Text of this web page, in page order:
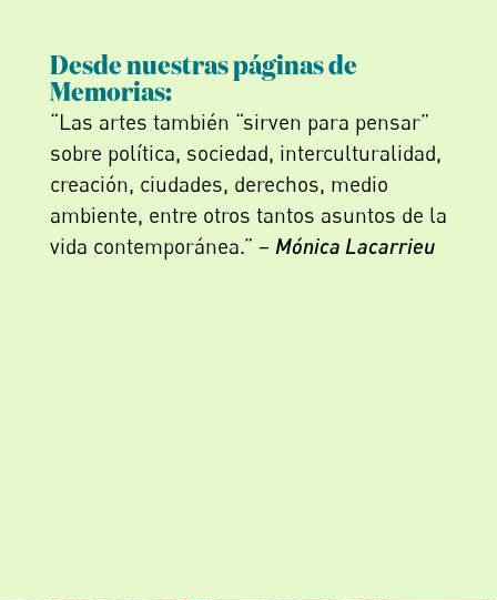
Desde nuestras páginas de
Memorias:
“Las artes también “sirven para pensar”
sobre política, sociedad, interculturalidad,
creación, ciudades, derechos, medio
ambiente, entre otros tantos asuntos de la
vida contemporánea.” – Mónica Lacarrieu